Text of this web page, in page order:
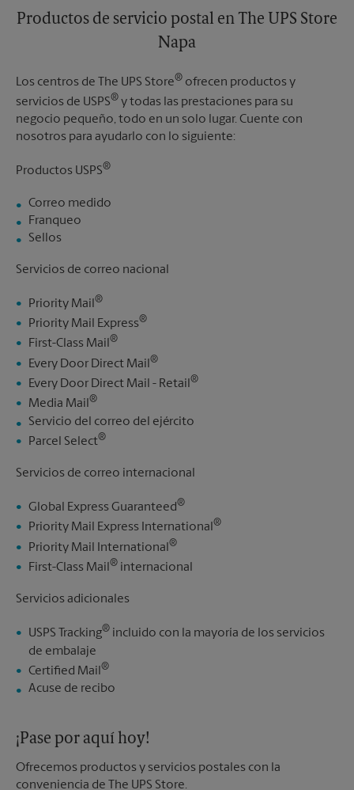
Productos de servicio postal en The UPS Store
Napa
Los centros de The UPS Store® ofrecen productos y
servicios de USPS® y todas las prestaciones para su
negocio pequeño, todo en un solo lugar. Cuente con
nosotros para ayudarlo con lo siguiente:
Productos USPS®
Correo medido
Franqueo
Sellos
Servicios de correo nacional
Priority Mail ®
Priority Mail Express®
First-Class Mail®
Every Door Direct Mail ®
Every Door Direct Mail - Retail®
Media Mail®
Servicio del correo del ejército
Parcel Select®
Servicios de correo internacional
Global Express Guaranteed®
Priority Mail Express International®
Priority Mail International ®
First-Class Mail® internacional
Servicios adicionales
USPS Tracking® incluido con la mayoría de los servicios
de embalaje
Certified Mail ®
Acuse de recibo
¡Pase por aquí hoy!
Ofrecemos productos y servicios postales con la
conveniencia de The UPS Store.